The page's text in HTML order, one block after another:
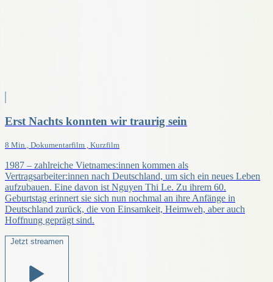
Erst Nachts konnten wir traurig sein
8 Min., Dokumentarfilm , Kurzfilm
1987 – zahlreiche Vietnames:innen kommen als
Vertragsarbeiter:innen nach Deutschland, um sich ein neues Leben
aufzubauen. Eine davon ist Nguyen Thi Le. Zu ihrem 60.
Geburtstag erinnert sie sich nun nochmal an ihre Anfänge in
Deutschland zurück, die von Einsamkeit, Heimweh, aber auch
Hoffnung geprägt sind.
Jetzt streamen